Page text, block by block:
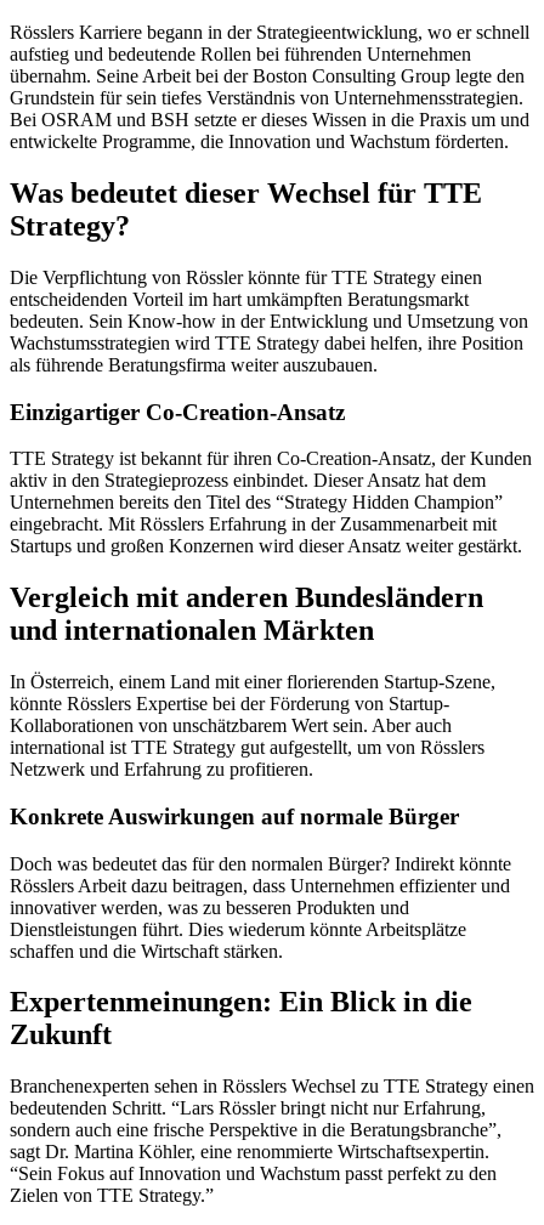
Rösslers Karriere begann in der Strategieentwicklung, wo er schnell
aufstieg und bedeutende Rollen bei führenden Unternehmen
übernahm. Seine Arbeit bei der Boston Consulting Group legte den
Grundstein für sein tiefes Verständnis von Unternehmensstrategien.
Bei OSRAM und BSH setzte er dieses Wissen in die Praxis um und
entwickelte Programme, die Innovation und Wachstum förderten.
Was bedeutet dieser Wechsel für TTE
Strategy?
Die Verpflichtung von Rössler könnte für TTE Strategy einen
entscheidenden Vorteil im hart umkämpften Beratungsmarkt
bedeuten. Sein Know-how in der Entwicklung und Umsetzung von
Wachstumsstrategien wird TTE Strategy dabei helfen, ihre Position
als führende Beratungsfirma weiter auszubauen.
Einzigartiger Co-Creation-Ansatz
TTE Strategy ist bekannt für ihren Co-Creation-Ansatz, der Kunden
aktiv in den Strategieprozess einbindet. Dieser Ansatz hat dem
Unternehmen bereits den Titel des “Strategy Hidden Champion”
eingebracht. Mit Rösslers Erfahrung in der Zusammenarbeit mit
Startups und großen Konzernen wird dieser Ansatz weiter gestärkt.
Vergleich mit anderen Bundesländern
und internationalen Märkten
In Österreich, einem Land mit einer florierenden Startup-Szene,
könnte Rösslers Expertise bei der Förderung von Startup-
Kollaborationen von unschätzbarem Wert sein. Aber auch
international ist TTE Strategy gut aufgestellt, um von Rösslers
Netzwerk und Erfahrung zu profitieren.
Konkrete Auswirkungen auf normale Bürger
Doch was bedeutet das für den normalen Bürger? Indirekt könnte
Rösslers Arbeit dazu beitragen, dass Unternehmen effizienter und
innovativer werden, was zu besseren Produkten und
Dienstleistungen führt. Dies wiederum könnte Arbeitsplätze
schaffen und die Wirtschaft stärken.
Expertenmeinungen: Ein Blick in die
Zukunft
Branchenexperten sehen in Rösslers Wechsel zu TTE Strategy einen
bedeutenden Schritt. “Lars Rössler bringt nicht nur Erfahrung,
sondern auch eine frische Perspektive in die Beratungsbranche”,
sagt Dr. Martina Köhler, eine renommierte Wirtschaftsexpertin.
“Sein Fokus auf Innovation und Wachstum passt perfekt zu den
Zielen von TTE Strategy.”